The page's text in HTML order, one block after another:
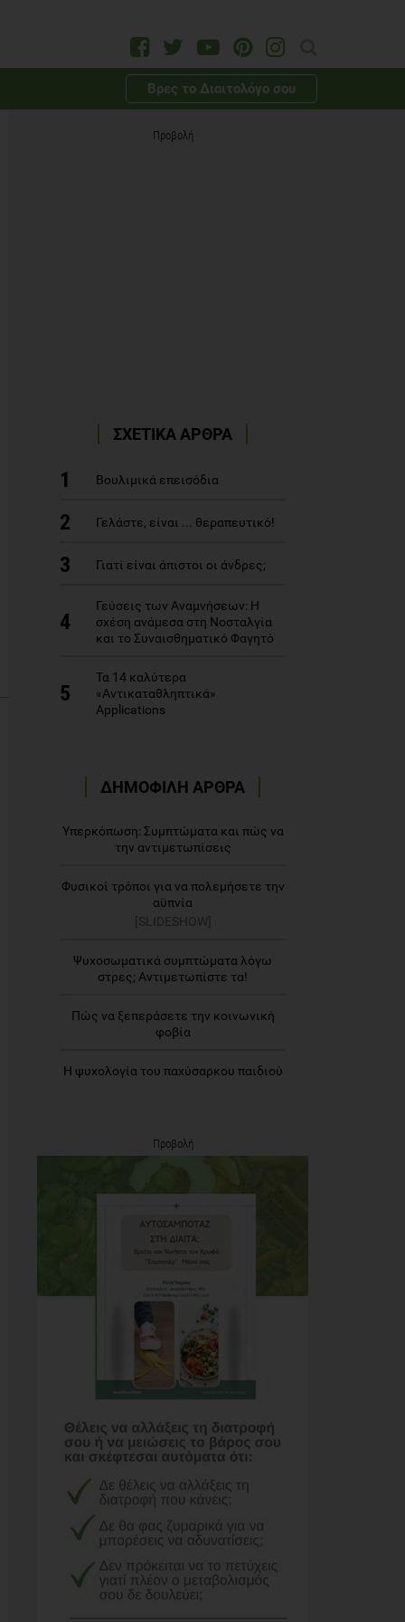
Βρες το Διαιτολόγο σου
Προβολή
ΣΧΕΤΙΚΑ ΑΡΘΡΑ
1 Βουλιμικά επεισόδια
2 Γελάστε, είναι ... θεραπευτικό!
3 Γιατί είναι άπιστοι οι άνδρες;
4
Γεύσεις των Αναμνήσεων: Η
σχέση ανάμεσα στη Νοσταλγία
και το Συναισθηματικό Φαγητό
5
Τα 14 καλύτερα
«Αντικαταθληπτικά»
Applications
ΔΗΜΟΦΙΛΗ ΑΡΘΡΑ
Υπερκόπωση: Συμπτώματα και πώς να
την αντιμετωπίσεις
Φυσικοί τρόποι για να πολεμήσετε την
αϋπνία
[SLIDESHOW]
Ψυχοσωματικά συμπτώματα λόγω
στρες; Αντιμετωπίστε τα!
Πώς να ξεπεράσετε την κοινωνική
φοβία
Η ψυχολογία του παχύσαρκου παιδιού
Προβολή